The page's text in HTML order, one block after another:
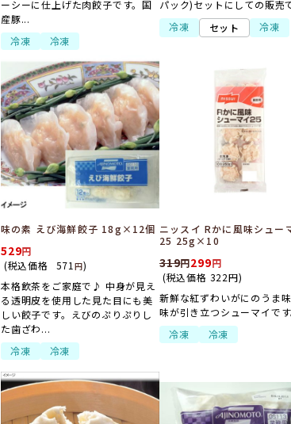
ーシーに仕上げた肉餃子です。国
産豚...
冷凍
冷凍
パック)セットにしての販売
冷凍
セット 冷凍
味の素 えび海鮮餃子 18g×12個
529
(税込価格 571円)
本格飲茶をご家庭で♪ 中身が見え
る透明皮を使用した見た目にも美
しい餃子です。えびのぷりぷりし
た歯ざわ...
冷凍
冷凍
ニッスイ Rかに風味シュー
25 25g×10
319 299
(税込価格 322円)
新鮮な紅ずわいがにのうま
味が引き立つシューマイです
冷凍
冷凍